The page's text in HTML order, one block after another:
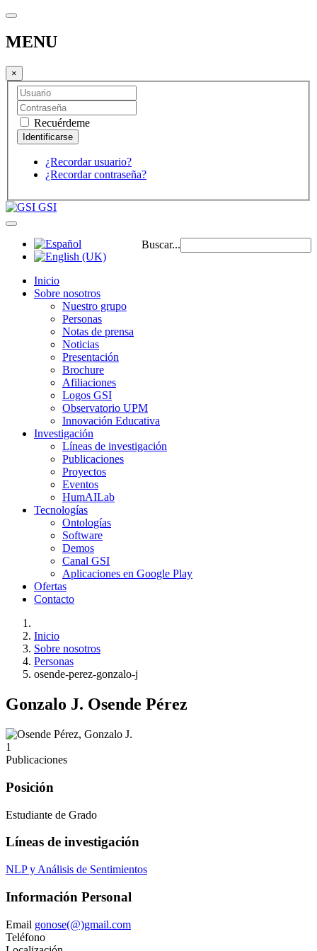
MENU
×
Recuérdeme
¿Recordar usuario?
¿Recordar contraseña?
GSI
Buscar...
Inicio
Sobre nosotros
Nuestro grupo
Personas
Notas de prensa
Noticias
Presentación
Brochure
Afiliaciones
Logos GSI
Observatorio UPM
Innovación Educativa
Investigación
Líneas de investigación
Publicaciones
Proyectos
Eventos
HumAILab
Tecnologías
Ontologías
Software
Demos
Canal GSI
Aplicaciones en Google Play
Ofertas
Contacto
Inicio
Sobre nosotros
Personas
osende-perez-gonzalo-j
Gonzalo J. Osende Pérez
1
Publicaciones
Posición
Estudiante de Grado
Líneas de investigación
NLP y Análisis de Sentimientos
Información Personal
Email gonose(@)gmail.com
Teléfono